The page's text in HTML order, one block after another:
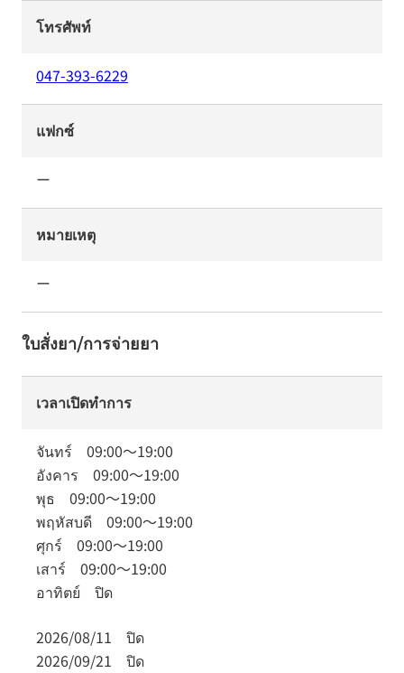
โทรศัพท์
047-393-6229
แฟกซ์
ー
หมายเหตุ
ー
ใบสั่งยา/การจ่ายยา
เวลาเปิดทำการ
จันทร์ 09:00～19:00
อังคาร 09:00～19:00
พุธ 09:00～19:00
พฤหัสบดี 09:00～19:00
ศุกร์ 09:00～19:00
เสาร์ 09:00～19:00
อาทิตย์ ปิด
2026/08/11 ปิด
2026/09/21 ปิด